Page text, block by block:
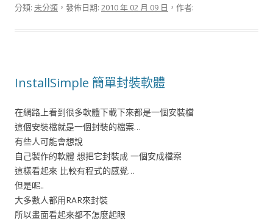
分類: 未分類 ，發佈日期: 2010 年 02 月 09 日 ，作者:
InstallSimple 簡單封裝軟體
在網路上看到很多軟體下載下來都是一個安裝檔
這個安裝檔就是一個封裝的檔案…
有些人可能會想說
自己製作的軟體 想把它封裝成 一個安成檔案
這樣看起來 比較有程式的感覺…
但是呢..
大多數人都用RAR來封裝
所以畫面看起來都不怎麼起眼